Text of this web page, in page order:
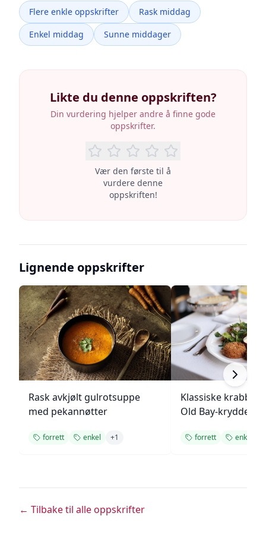
Flere enkle oppskrifter
Rask middag
Enkel middag
Sunne middager
Likte du denne oppskriften?
Din vurdering hjelper andre å finne gode
oppskrifter.
Vær den første til å
vurdere denne
oppskriften!
Lignende oppskrifter
Rask avkjølt gulrotsuppe
med pekannøtter
forrett enkel +1
Klassiske
Old Bay-krydder
forrett enkel
← Tilbake til alle oppskrifter